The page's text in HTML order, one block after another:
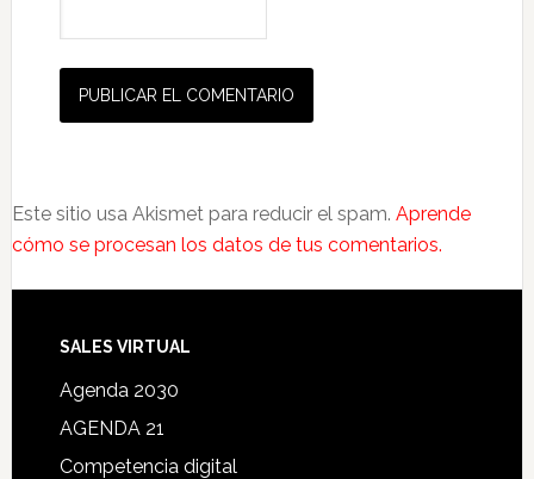
Este sitio usa Akismet para reducir el spam. Aprende
cómo se procesan los datos de tus comentarios.
SALES VIRTUAL
Agenda 2030
AGENDA 21
Competencia digital